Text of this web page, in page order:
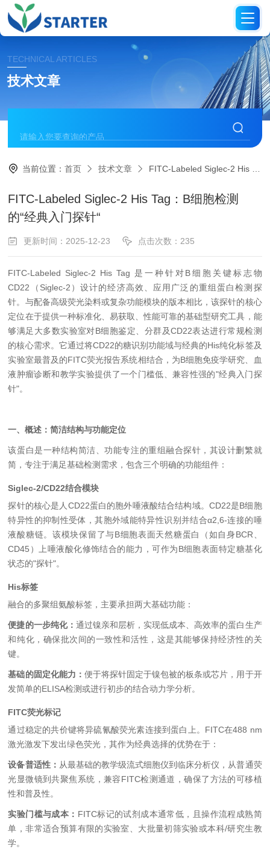
TECHNICAL ARTICLES
技术文章
当前位置：首页 技术文章 FITC-Labeled Siglec-2 His Tag：B细胞检测的“经典入门探针“
FITC-Labeled Siglec-2 His Tag：B细胞检测
的“经典入门探针“
更新时间：2025-12-23 点击次数：235
FITC-Labeled Siglec-2 His Tag 是一种针对B细胞关键标志物
CD22（Siglec-2）设计的经济高效、应用广泛的重组蛋白检测探
针。与配备高级荧光染料或复杂功能模块的版本相比，该探针的核心
定位在于提供一种标准化、易获取、性能可靠的基础型研究工具，能
够满足大多数实验室对B细胞鉴定、分群及CD22表达进行常规检测
的核心需求。它通过将CD22的糖识别功能域与经典的His纯化标签及
实验室最普及的FITC荧光报告系统相结合，为B细胞免疫学研究、血
液肿瘤诊断和教学实验提供了一个门槛低、兼容性强的"经典入门探
针"。
一、概述：简洁结构与功能定位
该蛋白是一种结构简洁、功能专注的重组融合探针，其设计删繁就
简，专注于满足基础检测需求，包含三个明确的功能组件：
Siglec-2/CD22结合模块
探针的核心是人CD22蛋白的胞外唾液酸结合结构域。CD22是B细胞
特异性的抑制性受体，其胞外域能特异性识别并结合α2,6-连接的唾
液酸糖链。该模块保留了与B细胞表面天然糖蛋白（如自身BCR、
CD45）上唾液酸化修饰结合的能力，可作为B细胞表面特定糖基化
状态的"探针"。
His标签
融合的多聚组氨酸标签，主要承担两大基础功能：
便捷的一步纯化： 通过镍亲和层析，实现低成本、高效率的蛋白生产
和纯化，确保批次间的一致性和活性，这是其能够保持经济性的关
键。
基础的固定化能力： 便于将探针固定于镍包被的板条或芯片，用于开
发简单的ELISA检测或进行初步的结合动力学分析。
FITC荧光标记
通过稳定的共价键将异硫氰酸荧光素连接到蛋白上。FITC在488 nm
激光激发下发出绿色荧光，其作为经典选择的优势在于：
设备普适性： 从最基础的教学级流式细胞仪到临床分析仪，从普通荧
光显微镜到共聚焦系统，兼容FITC检测通道，确保了方法的可移植
性和普及性。
实验门槛与成本： FITC标记的试剂成本通常低，且操作流程成熟简
单，非常适合预算有限的实验室、大批量初筛实验或本科/研究生教
学。